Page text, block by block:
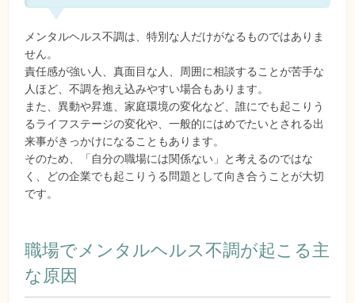
メンタルヘルス不調は、特別な人だけがなるものではありま
せん。
責任感が強い人、真面目な人、周囲に相談することが苦手な
人ほど、不調を抱え込みやすい場合もあります。
また、異動や昇進、家庭環境の変化など、誰にでも起こりう
るライフステージの変化や、一般的にはめでたいとされる出
来事がきっかけになることもあります。
そのため、「自分の職場には関係ない」と考えるのではな
く、どの企業でも起こりうる問題として向き合うことが大切
です。
職場でメンタルヘルス不調が起こる主
な原因